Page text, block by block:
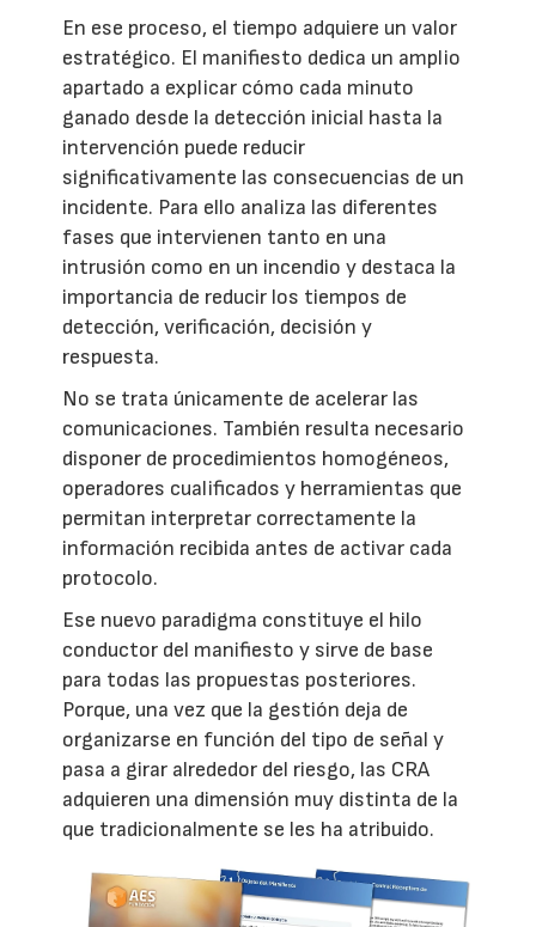
En ese proceso, el tiempo adquiere un valor
estratégico. El manifiesto dedica un amplio
apartado a explicar cómo cada minuto
ganado desde la detección inicial hasta la
intervención puede reducir
significativamente las consecuencias de un
incidente. Para ello analiza las diferentes
fases que intervienen tanto en una
intrusión como en un incendio y destaca la
importancia de reducir los tiempos de
detección, verificación, decisión y
respuesta.
No se trata únicamente de acelerar las
comunicaciones. También resulta necesario
disponer de procedimientos homogéneos,
operadores cualificados y herramientas que
permitan interpretar correctamente la
información recibida antes de activar cada
protocolo.
Ese nuevo paradigma constituye el hilo
conductor del manifiesto y sirve de base
para todas las propuestas posteriores.
Porque, una vez que la gestión deja de
organizarse en función del tipo de señal y
pasa a girar alrededor del riesgo, las CRA
adquieren una dimensión muy distinta de la
que tradicionalmente se les ha atribuido.